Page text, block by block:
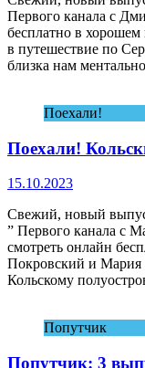
Первого канала с
бесплатно в
в путешествие по
близка нам
Поехали!
Поехали!
15.10.2023
Свежий, новый
” Первого канала с
смотреть онлайн
Покровский и Мария
Кольскому
Попутчик
Попутчик: 3